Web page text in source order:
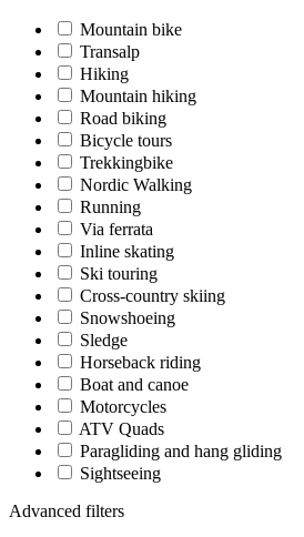
Mountain bike
Transalp
Hiking
Mountain hiking
Road biking
Bicycle tours
Trekkingbike
Nordic Walking
Running
Via ferrata
Inline skating
Ski touring
Cross-country skiing
Snowshoeing
Sledge
Horseback riding
Boat and canoe
Motorcycles
ATV Quads
Paragliding and hang gliding
Sightseeing
Advanced filters